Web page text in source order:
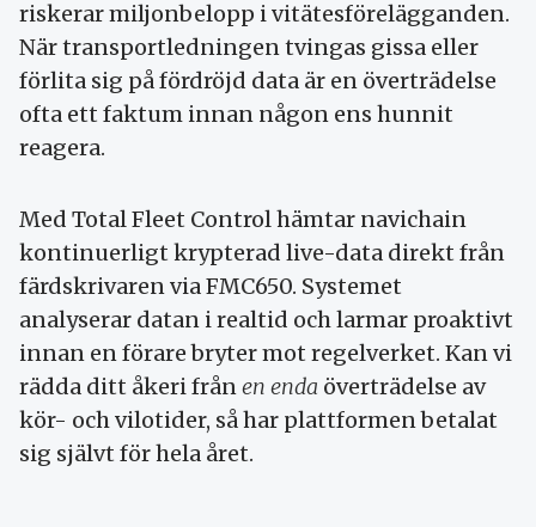
riskerar miljonbelopp i vitätesförelägganden.
När transportledningen tvingas gissa eller
förlita sig på fördröjd data är en överträdelse
ofta ett faktum innan någon ens hunnit
reagera.
Med Total Fleet Control hämtar navichain
kontinuerligt krypterad live-data direkt från
färdskrivaren via FMC650. Systemet
analyserar datan i realtid och larmar proaktivt
innan en förare bryter mot regelverket. Kan vi
rädda ditt åkeri frånen enda överträdelse av
kör- och vilotider, så har plattformen betalat
sig självt för hela året.